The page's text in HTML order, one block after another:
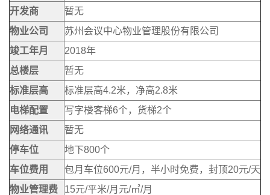
开发商
暂无
物业公司
苏州会议中心物业管理股份有限公司
竣工年月
2018年
总楼层
暂无
标准层高
标准层高4.2米，净高2.8米
电梯配置
写字楼客梯6个，货梯2个
网络通讯
暂无
停车位
地下800个
车位费用
包月车位600元/月，半小时免费，封顶20元/天
物业管理费
15元/平米/月元/㎡/月